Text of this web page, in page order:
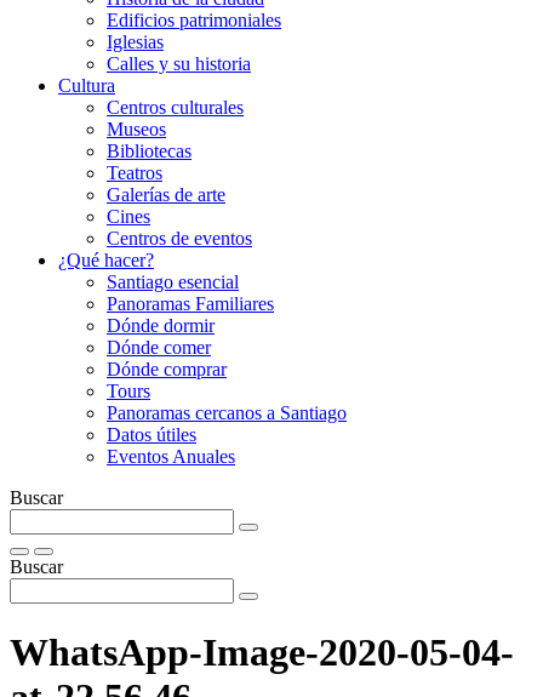
Edificios patrimoniales
Iglesias
Calles y su historia
Cultura
Centros culturales
Museos
Bibliotecas
Teatros
Galerí­as de arte
Cines
Centros de eventos
¿Qué hacer?
Santiago esencial
Panoramas Familiares
Dónde dormir
Dónde comer
Dónde comprar
Tours
Panoramas cercanos a Santiago
Datos útiles
Eventos Anuales
Buscar
Buscar
WhatsApp-Image-2020-05-04-